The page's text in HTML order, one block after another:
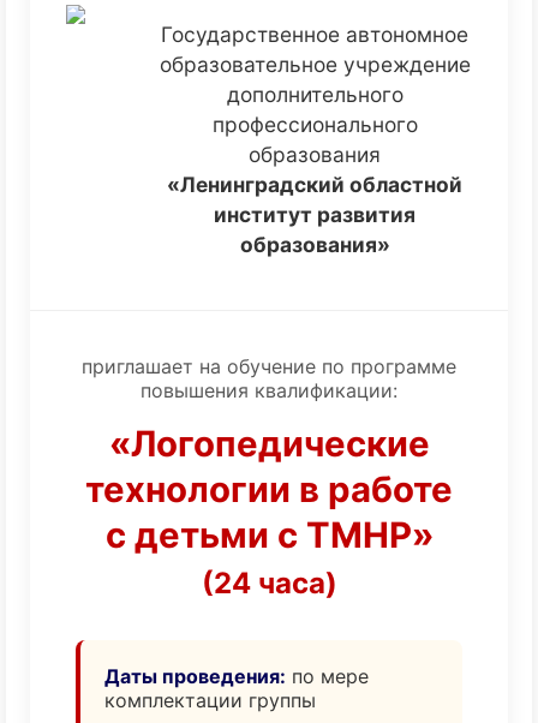
Государственное автономное
образовательное учреждение
дополнительного
профессионального
образования
«Ленинградский областной
институт развития
образования»
приглашает на обучение по программе
повышения квалификации:
«Логопедические
технологии в работе
с детьми с ТМНР»
(24 часа)
Даты проведения: по мере
комплектации группы